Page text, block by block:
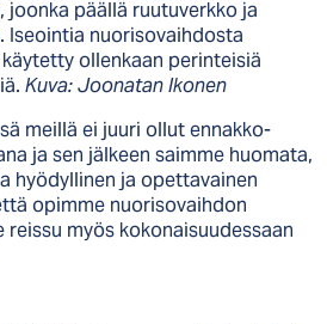
ollenkaan perinteisiä
Kuva: Joonatan Ikonen
meillä ei juuri ollut ennakko-
ja sen jälkeen saimme huomata,
hyödyllinen ja opettavainen
opimme nuorisovaihdon
myös kokonaisuudessaan